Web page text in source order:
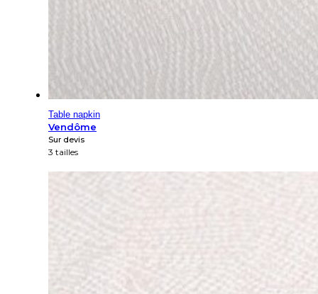
Table napkin
Vendôme
Sur devis
3 tailles